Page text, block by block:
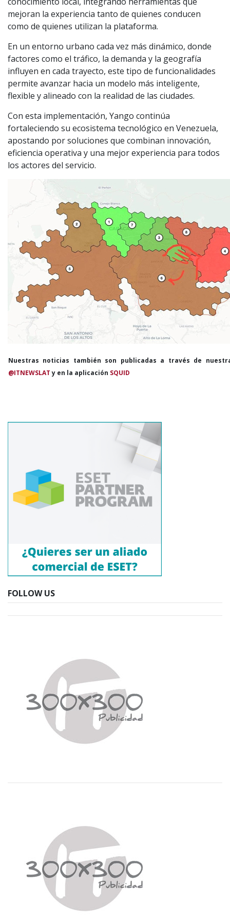
mejoran la experiencia tanto de quienes conducen
como de quienes utilizan la plataforma.
En un entorno urbano cada vez más dinámico, donde
factores como el tráfico, la demanda y la geografía
influyen en cada trayecto, este tipo de funcionalidades
permite avanzar hacia un modelo más inteligente,
flexible y alineado con la realidad de las ciudades.
Con esta implementación, Yango continúa
fortaleciendo su ecosistema tecnológico en Venezuela,
apostando por soluciones que combinan innovación,
eficiencia operativa y una mejor experiencia para todos
los actores del servicio.
Nuestras noticias también son publicadas a través de
@ITNEWSLATy en la aplicación SQUID
FOLLOW US